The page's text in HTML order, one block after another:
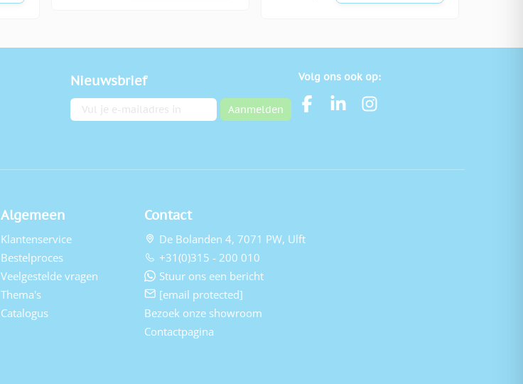
Nieuwsbrief
E-mailadres Aanmelden
Volg ons ook op:
Algemeen
Klantenservice
Bestelproces
Veelgestelde vragen
Thema's
Catalogus
Contact
De Bolanden 4, 7071 PW, Ulft
+31(0)315 - 200 010
Stuur ons een bericht
[email protected]
Bezoek onze showroom
Contactpagina